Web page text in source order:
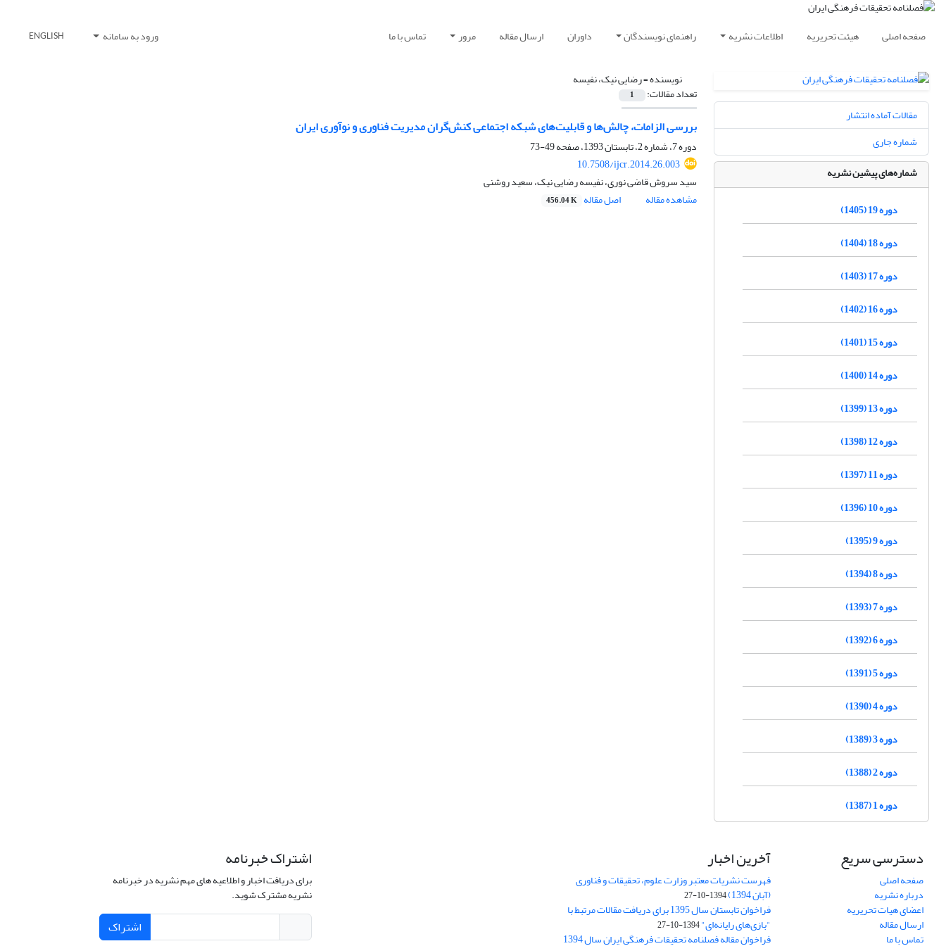
صفحه اصلی هیئت تحریریه اطلاعات نشریه راهنمای نویسندگان داوران ارسال مقاله مرور تماس با ما ورود به سامانه ENGLISH
نویسنده =رضایی نیک، نفیسه
تعداد مقالات: 1
بررسی الزامات، چالش‌ها و قابلیت‌های شبکه اجتماعی کنش‌گران مدیریت فناوری و نوآوری ایران
دوره 7، شماره 2، تابستان 1393، صفحه
49-73
10.7508/ijcr.2014.26.003
سید سروش قاضی نوری، نفیسه رضایی نیک، سعید روشنی
مشاهده مقاله
اصل مقاله 456.04 K
مقالات آماده انتشار
شماره جاری
شماره‌های پیشین نشریه
دوره 19 (1405)
دوره 18 (1404)
دوره 17 (1403)
دوره 16 (1402)
دوره 15 (1401)
دوره 14 (1400)
دوره 13 (1399)
دوره 12 (1398)
دوره 11 (1397)
دوره 10 (1396)
دوره 9 (1395)
دوره 8 (1394)
دوره 7 (1393)
دوره 6 (1392)
دوره 5 (1391)
دوره 4 (1390)
دوره 3 (1389)
دوره 2 (1388)
دوره 1 (1387)
دسترسی سریع
صفحه اصلی
درباره نشریه
اعضای هیات تحریریه
ارسال مقاله
تماس با ما
آخرین اخبار
فهرست نشریات معتبر وزارت علوم، تحقیقات و فناوری
(آبان 1394) 1394-10-27
فراخوان تابستان سال 1395 برای دریافت مقالات مرتبط با
"بازی‌های رایانه‌ای"1394-10-27
فراخوان مقاله فصلنامه تحقیقات فرهنگی ایران سال 1394
اشتراک خبرنامه
برای دریافت اخبار و اطلاعیه های مهم نشریه در خبرنامه
نشریه مشترک شوید.
اشتراک